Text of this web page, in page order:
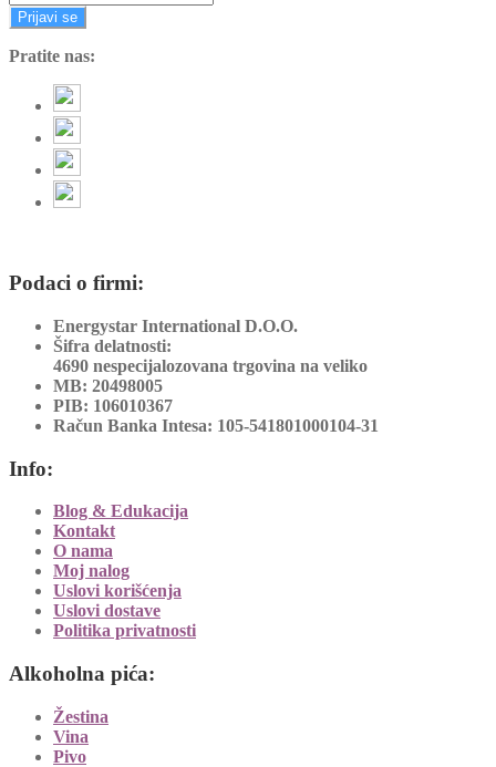
Prijavi se
Pratite nas:
Podaci o firmi:
Energystar International D.O.O.
Šifra delatnosti:
4690 nespecijalozovana trgovina na veliko
MB: 20498005
PIB: 106010367
Račun Banka Intesa: 105-541801000104-31
Info:
Blog & Edukacija
Kontakt
O nama
Moj nalog
Uslovi korišćenja
Uslovi dostave
Politika privatnosti
Alkoholna pića:
Žestina
Vina
Pivo